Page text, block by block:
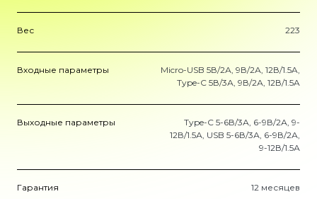
Вес 223
Входные параметры
Micro-USB 5В/2А, 9В/2А, 12В/1.5A,
Type-C 5В/3А, 9В/2А, 12В/1.5A
Выходные параметры
Type-C 5-6В/3А, 6-9В/2А, 9-
12В/1.5А, USB 5-6В/3А, 6-9В/2А,
9-12В/1.5А
Гарантия 12 месяцев